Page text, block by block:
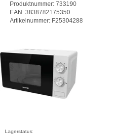
Produktnummer: 733190
EAN: 3838782175350
Artikelnummer: F25304288
Lagerstatus: